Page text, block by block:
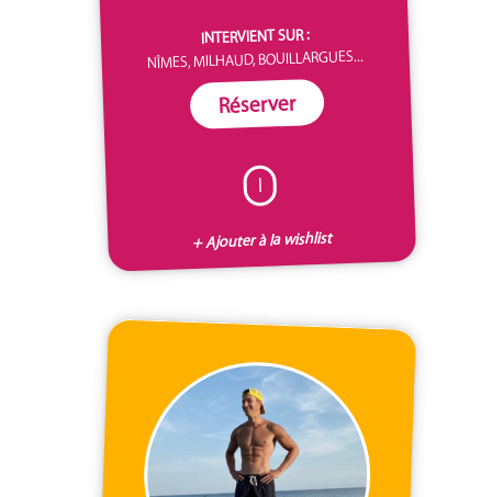
INTERVIENT SUR :
NÎMES, MILHAUD, BOUILLARGUES...
Réserver
I
+ Ajouter à la wishlist